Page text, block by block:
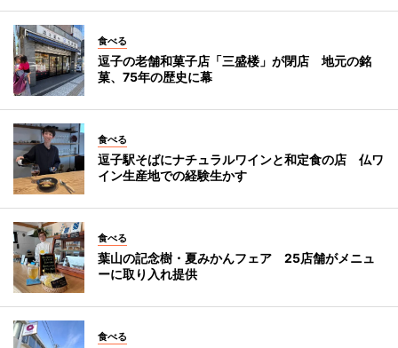
食べる
逗子の老舗和菓子店「三盛楼」が閉店 地元の銘
菓、75年の歴史に幕
食べる
逗子駅そばにナチュラルワインと和定食の店 仏ワ
イン生産地での経験生かす
食べる
葉山の記念樹・夏みかんフェア 25店舗がメニュ
ーに取り入れ提供
食べる